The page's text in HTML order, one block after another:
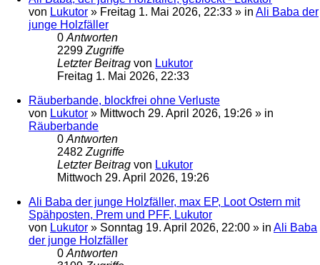
von Lukutor » Freitag 1. Mai 2026, 22:33 » in Ali Baba der
junge Holzfäller
0Antworten
2299Zugriffe
Letzter Beitrag von Lukutor
Freitag 1. Mai 2026, 22:33
Räuberbande, blockfrei ohne Verluste
von Lukutor » Mittwoch 29. April 2026, 19:26 » in
Räuberbande
0Antworten
2482Zugriffe
Letzter Beitrag von Lukutor
Mittwoch 29. April 2026, 19:26
Ali Baba der junge Holzfäller, max EP, Loot Ostern mit
Spähposten, Prem und PFF, Lukutor
von Lukutor » Sonntag 19. April 2026, 22:00 » in Ali Baba
der junge Holzfäller
0Antworten